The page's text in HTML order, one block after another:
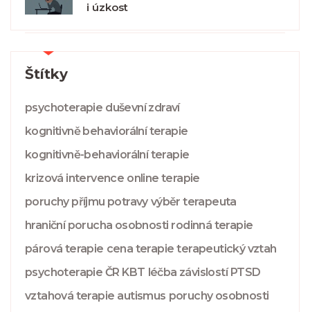
i úzkost
Štítky
psychoterapie duševní zdraví
kognitivně behaviorální terapie
kognitivně-behaviorální terapie
krizová intervence online terapie
poruchy příjmu potravy výběr terapeuta
hraniční porucha osobnosti rodinná terapie
párová terapie cena terapie terapeutický vztah
psychoterapie ČR KBT léčba závislostí PTSD
vztahová terapie autismus poruchy osobnosti